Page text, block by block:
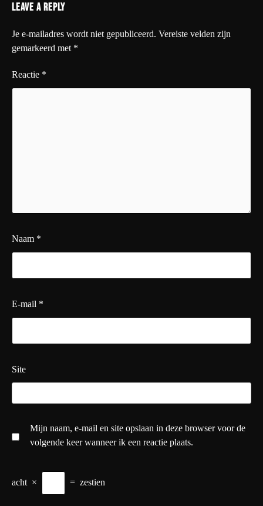
Leave a Reply
Je e-mailadres wordt niet gepubliceerd. Vereiste velden zijn
gemarkeerd met *
Reactie *
Naam *
E-mail *
Site
Mijn naam, e-mail en site opslaan in deze browser voor de
volgende keer wanneer ik een reactie plaats.
acht × = zestien